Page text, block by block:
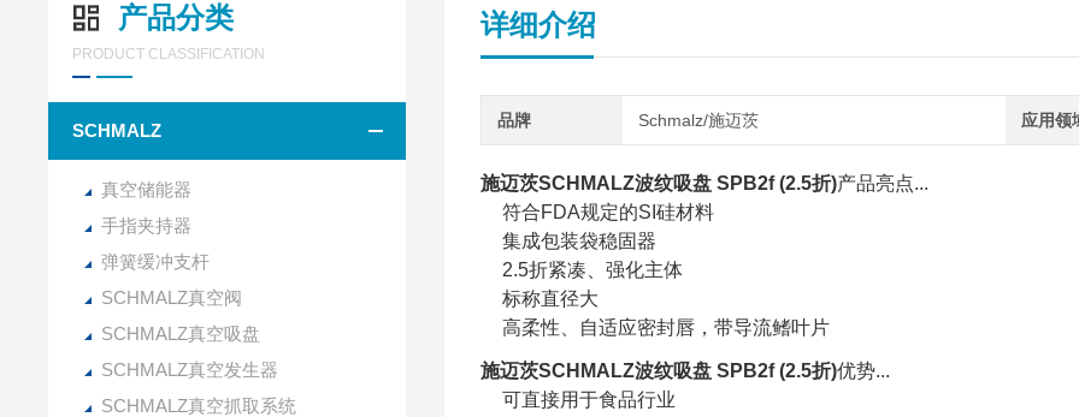
产品分类
PRODUCT CLASSIFICATION
SCHMALZ
真空储能器
手指夹持器
弹簧缓冲支杆
SCHMALZ真空阀
SCHMALZ真空吸盘
SCHMALZ真空发生器
SCHMALZ真空抓取系统
详细介绍
品牌 Schmalz/施迈茨 应用领
施迈茨SCHMALZ波纹吸盘 SPB2f (2.5折)产品亮点...
符合FDA规定的SI硅材料
集成包装袋稳固器
2.5折紧凑、强化主体
标称直径大
高柔性、自适应密封唇，带导流鳍叶片
施迈茨SCHMALZ波纹吸盘 SPB2f (2.5折)优势...
可直接用于食品行业